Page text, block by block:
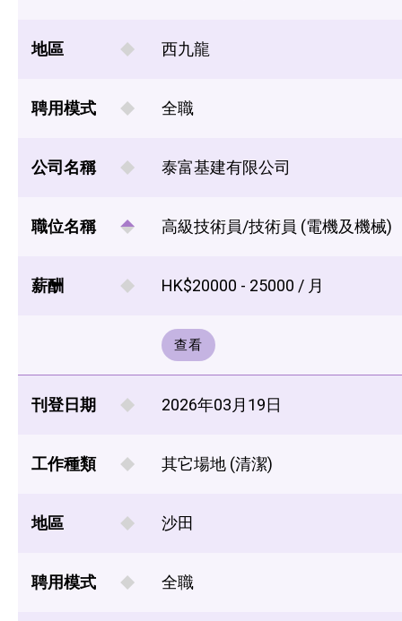
地區 西九龍
聘用模式 全職
公司名稱 泰富基建有限公司
職位名稱 高級技術員/技術員 (電機及機械)
薪酬 HK$20000 - 25000 / 月
查看
刊登日期 2026年03月19日
工作種類 其它場地 (清潔)
地區 沙田
聘用模式 全職